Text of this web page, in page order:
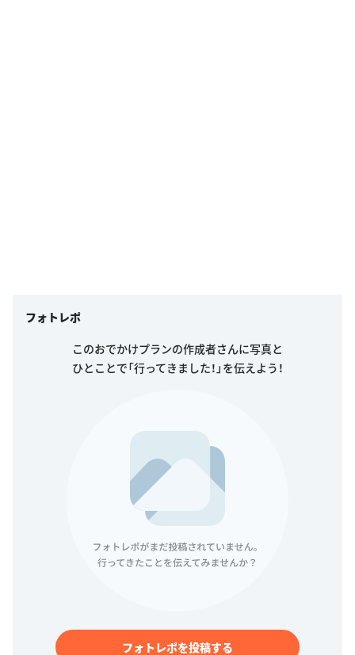
フォトレポ
このおでかけプランの作成者さんに写真と
ひとことで「行ってきました！」を伝えよう！
フォトレポを投稿する